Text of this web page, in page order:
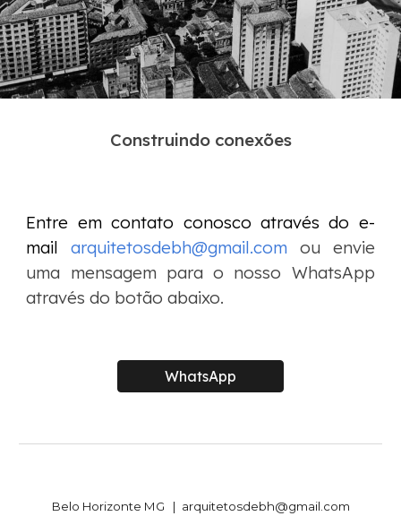
Construindo conexões
Entre em contato conosco através do e-
mail
arquitetosdebh@gmail.com ou envie
uma mensagem para o nosso WhatsApp
através do botão abaixo.
WhatsApp
Belo Horizonte MG | arquitetosdebh@gmail.com